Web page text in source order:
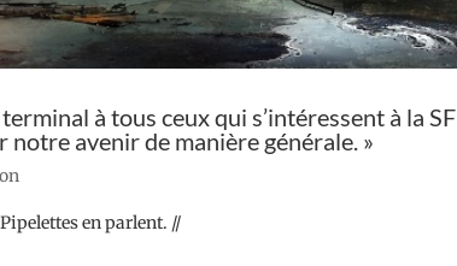
à tous ceux qui s’intéressent à la SF
avenir de manière générale. »
en parlent. //